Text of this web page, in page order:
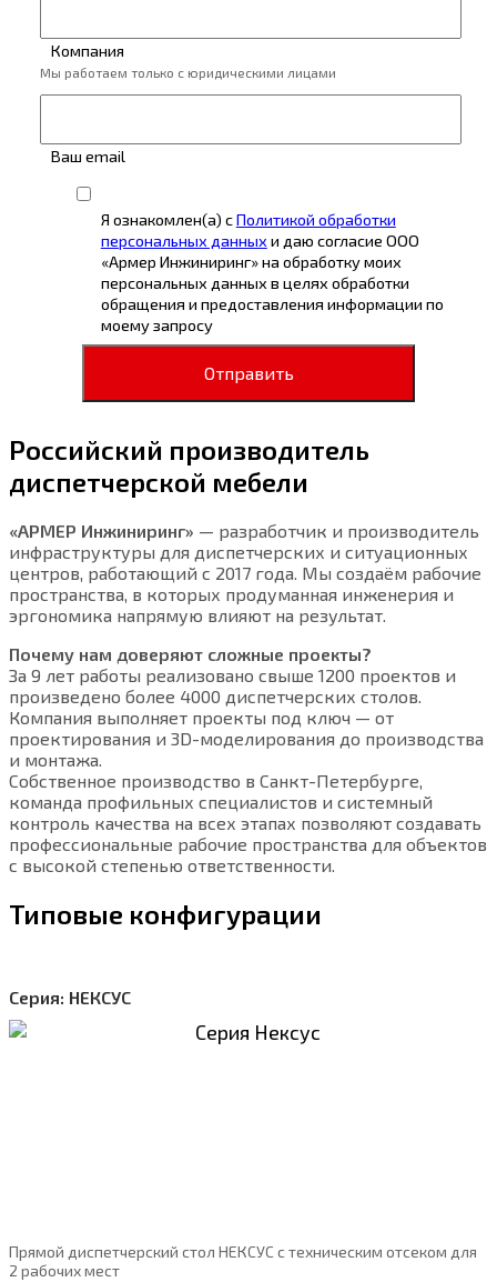
Компания
Мы работаем только с юридическими лицами
Ваш email
Я ознакомлен(а) сПолитикой обработки
персональных данных и даю согласие ООО
«Армер Инжиниринг» на обработку моих
персональных данных в целях обработки
обращения и предоставления информации по
моему запросу
Отправить
Российский производитель
диспетчерской мебели
«АРМЕР Инжиниринг» — разработчик и производитель
инфраструктуры для диспетчерских и ситуационных
центров, работающий с 2017 года. Мы создаём рабочие
пространства, в которых продуманная инженерия и
эргономика напрямую влияют на результат.
Почему нам доверяют сложные проекты?
За 9 лет работы реализовано свыше 1200 проектов и
произведено более 4000 диспетчерских столов.
Компания выполняет проекты под ключ — от
проектирования и 3D-моделирования до производства
и монтажа.
Собственное производство в Санкт-Петербурге,
команда профильных специалистов и системный
контроль качества на всех этапах позволяют создавать
профессиональные рабочие пространства для объектов
с высокой степенью ответственности.
Типовые конфигурации
Серия: НЕКСУС
Прямой диспетчерский стол НЕКСУС с техническим отсеком для
2 рабочих мест